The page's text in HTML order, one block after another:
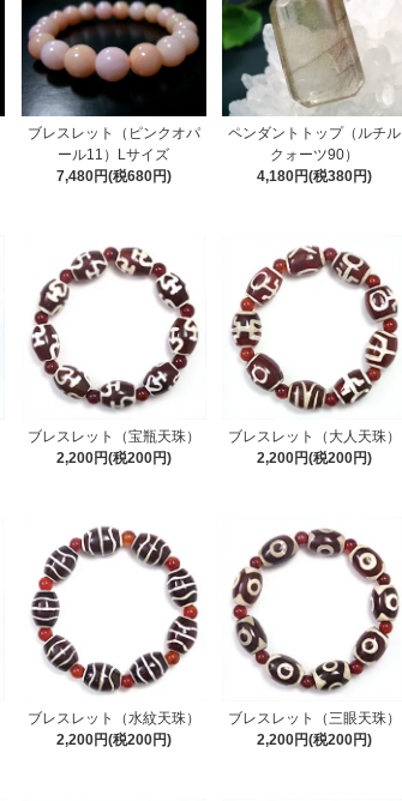
ブレスレット（ピンクオパ
ール11）Lサイズ
7,480円(税680円)
ペンダントトップ（ルチル
クォーツ90）
4,180円(税380円)
ブレスレット（宝瓶天珠）
2,200円(税200円)
ブレスレット（大人天珠）
2,200円(税200円)
ブレスレット（水紋天珠）
2,200円(税200円)
ブレスレット（三眼天珠）
2,200円(税200円)